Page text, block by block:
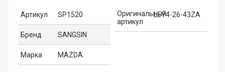
Артикул SP1520
Бренд SANGSIN
Марка MAZDA
Оригинальный
артикул
LEY4-26-43ZA